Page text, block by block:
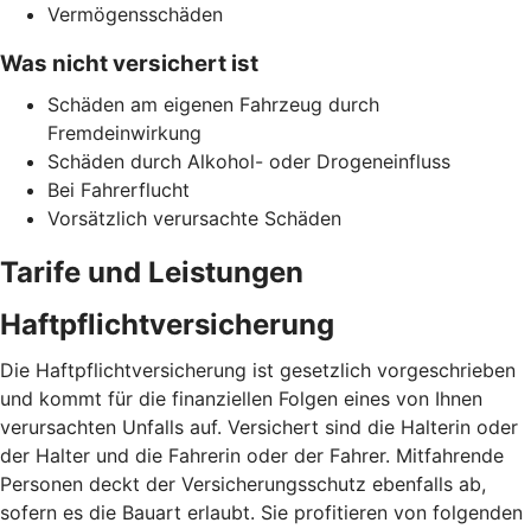
Vermögensschäden
Was nicht versichert ist
Schäden am eigenen Fahrzeug durch
Fremdeinwirkung
Schäden durch Alkohol- oder Drogeneinfluss
Bei Fahrerflucht
Vorsätzlich verursachte Schäden
Tarife und Leistungen
Haftpflichtversicherung
Die Haftpflichtversicherung ist gesetzlich vorgeschrieben
und kommt für die finanziellen Folgen eines von Ihnen
verursachten Unfalls auf. Versichert sind die Halterin oder
der Halter und die Fahrerin oder der Fahrer. Mitfahrende
Personen deckt der Versicherungsschutz ebenfalls ab,
sofern es die Bauart erlaubt. Sie profitieren von folgenden